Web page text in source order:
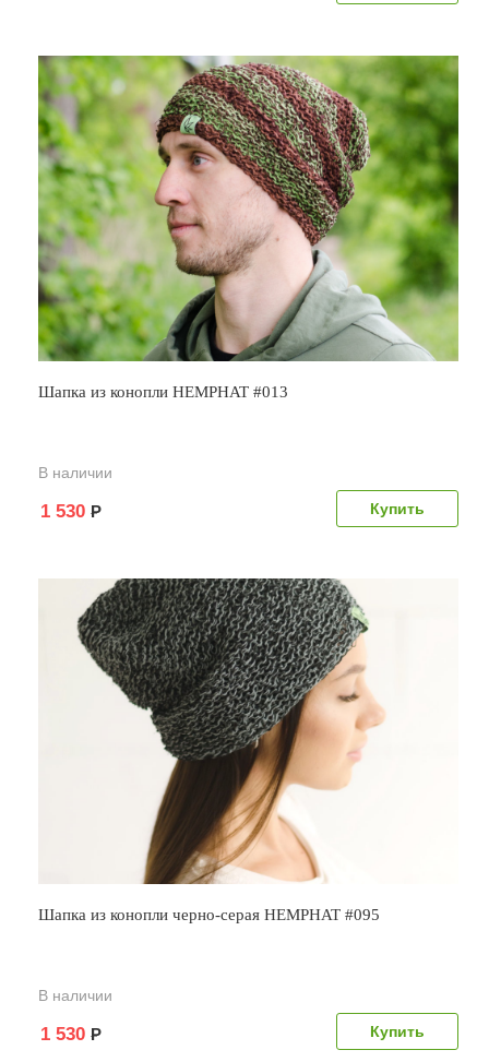
Шапка из конопли HEMPHAT #013
В наличии
1 530 Р
Шапка из конопли черно-серая HEMPHAT #095
В наличии
1 530 Р